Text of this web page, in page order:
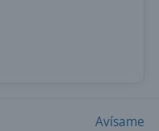
Avísame